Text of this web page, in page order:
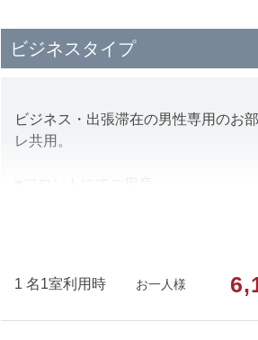
ビジネスタイプ
ビジネス・出張滞在の男性専用のお
レ共用。
■貸出備品（数に限りあり）
1 名1室利用時 お一人様